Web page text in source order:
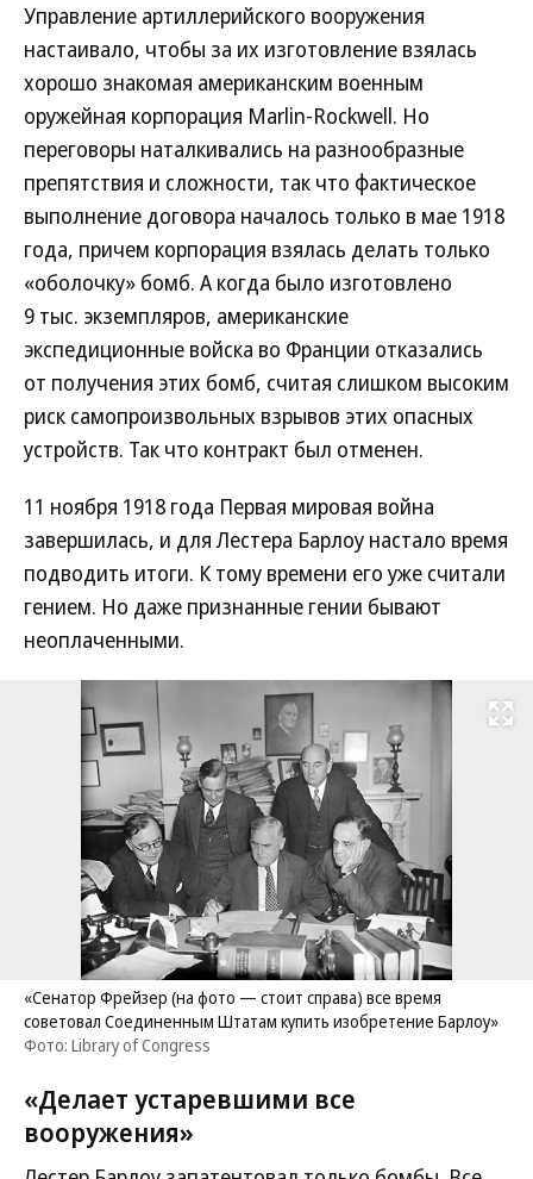
Управление артиллерийского вооружения
настаивало, чтобы за их изготовление взялась
хорошо знакомая американским военным
оружейная корпорация Marlin-Rockwell. Но
переговоры наталкивались на разнообразные
препятствия и сложности, так что фактическое
выполнение договора началось только в мае 1918
года, причем корпорация взялась делать только
«оболочку» бомб. А когда было изготовлено
9 тыс. экземпляров, американские
экспедиционные войска во Франции отказались
от получения этих бомб, считая слишком высоким
риск самопроизвольных взрывов этих опасных
устройств. Так что контракт был отменен.
11 ноября 1918 года Первая мировая война
завершилась, и для Лестера Барлоу настало время
подводить итоги. К тому времени его уже считали
гением. Но даже признанные гении бывают
неоплаченными.
Развернуть
«Сенатор Фрейзер (на фото — стоит справа) все время
советовал Соединенным Штатам купить изобретение Барлоу»
Фото: Library of Congress
«Делает устаревшими все
вооружения»